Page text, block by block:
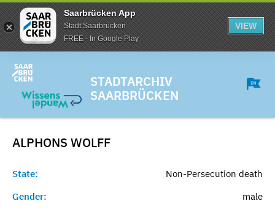
Saarbrücken App
Stadt Saarbrücken
FREE - In Google Play
VIEW
STADTARCHIV
SAARBRÜCKEN
ALPHONS WOLFF
State:
Non-Persecution death
Gender:
male